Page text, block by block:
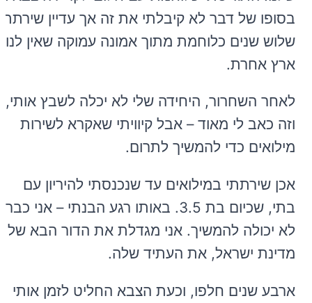
בסופו של דבר לא קיבלתי את זה אך עדיין
שלוש שנים כלוחמת מתוך אמונה עמוקה שאין לנו
ארץ אחרת.
לאחר השחרור, היחידה שלי לא יכלה לשבץ אותי,
וזה כאב לי מאוד – אבל קיוויתי שאקרא לשירות
מילואים כדי להמשיך לתרום.
אכן שירתתי במילואים עד שנכנסתי להיריון עם
בתי, שכיום בת 3.5. באותו רגע הבנתי – אני כבר
לא יכולה להמשיך. אני מגדלת את הדור הבא של
מדינת ישראל, את העתיד שלה.
ארבע שנים חלפו, וכעת הצבא החליט לזמן אותי